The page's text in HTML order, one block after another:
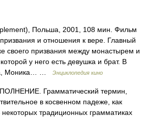
Польша, 2001, 108 мин. Фильм
и отношения к вере. Главный
своего призвания между монастырем и
у него есть девушка и брат. В
Моника… …
Энциклопедия кино
Грамматический термин,
в косвенном падеже, как
традиционных грамматиках